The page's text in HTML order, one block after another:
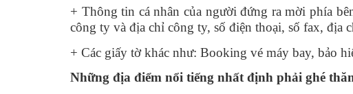
+ Thông tin cá nhân của người đứng ra mời phía
công ty và địa chỉ công ty, số điện thoại, số fax, địa
+ Các giấy tờ khác như: Booking vé máy bay, bảo
Những địa điểm nổi tiếng nhất định phải ghé